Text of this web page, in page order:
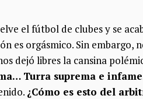
el fútbol de clubes y se
es orgásmico. Sin embargo,
dejó libres la cansina
Turra suprema e infame
¿Cómo es esto del